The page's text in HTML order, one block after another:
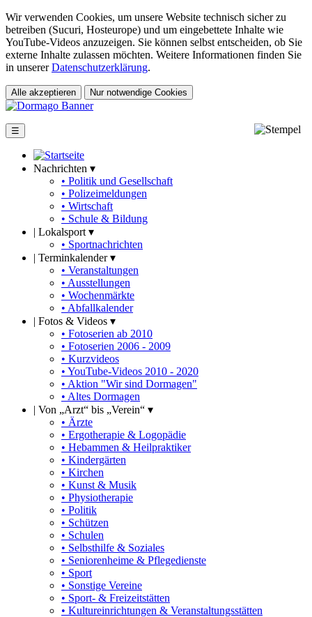
Wir verwenden Cookies, um unsere Website technisch sicher zu
betreiben (Sucuri, Hosteurope) und um eingebettete Inhalte wie
YouTube-Videos anzuzeigen. Sie können selbst entscheiden, ob Sie
externe Inhalte zulassen möchten. Weitere Informationen finden Sie
in unsererDatenschutzerklärung.
Alle akzeptieren Nur notwendige Cookies
☰
Nachrichten ▾
• Politik und Gesellschaft
• Polizeimeldungen
• Wirtschaft
• Schule & Bildung
| Lokalsport ▾
• Sportnachrichten
| Terminkalender ▾
• Veranstaltungen
• Ausstellungen
• Wochenmärkte
• Abfallkalender
| Fotos & Videos ▾
• Fotoserien ab 2010
• Fotoserien 2006 - 2009
• Kurzvideos
• YouTube-Videos 2010 - 2020
• Aktion "Wir sind Dormagen"
• Altes Dormagen
| Von „Arzt“ bis „Verein“ ▾
• Ärzte
• Ergotherapie & Logopädie
• Hebammen & Heilpraktiker
• Kindergärten
• Kirchen
• Kunst & Musik
• Physiotherapie
• Politik
• Schützen
• Schulen
• Selbsthilfe & Soziales
• Seniorenheime & Pflegedienste
• Sport
• Sonstige Vereine
• Sport- & Freizeitstätten
• Kultureinrichtungen & Veranstaltungsstätten